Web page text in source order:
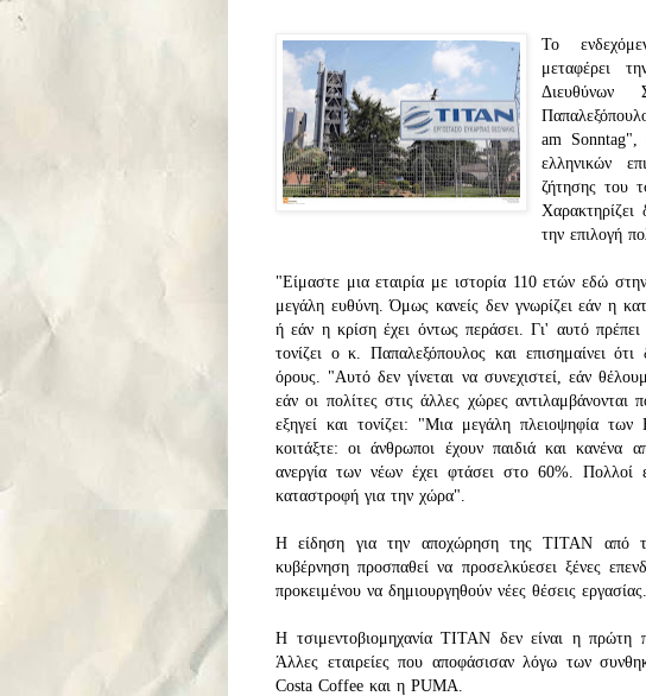
Το
μεταφέρει
Διευθύνων
am Sonntag",
ελληνικών
ζήτησης του
την επιλογή
"Είμαστε μια εταιρία με ιστορία 110 ετών εδώ
μεγάλη ευθύνη. Όμως κανείς δεν γνωρίζει εάν η
ή εάν η κρίση έχει όντως περάσει. Γι' αυτό πρέπει
τονίζει ο κ. Παπαλεξόπουλος και επισημαίνει
όρους. "Αυτό δεν γίνεται να συνεχιστεί, εάν
εάν οι πολίτες στις άλλες χώρες
εξηγεί και τονίζει: "Μια μεγάλη πλειοψηφία
κοιτάξτε: οι άνθρωποι έχουν παιδιά και κανένα
ανεργία των νέων έχει φτάσει στο 60%. Πολλοί
καταστροφή για την χώρα".
Η είδηση για την αποχώρηση της ΤΙΤΑΝ από
κυβέρνηση προσπαθεί να προσελκύεσει ξένες
προκειμένου να δημιουργηθούν νέες θέσεις εργασίας.
Η τσιμεντοβιομηχανία ΤΙΤΑΝ δεν είναι η πρώτη
Άλλες εταιρείες που αποφάσισαν λόγω των
Costa Coffee και η PUMA.